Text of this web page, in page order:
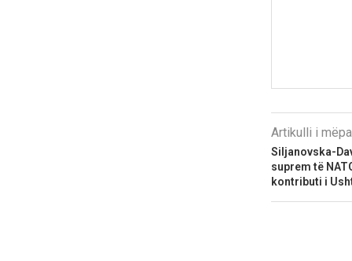
Artikulli i
Siljanovska-
suprem të
kontributi i